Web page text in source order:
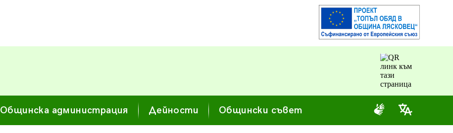
Общинска администрация Дейности Общински съвет